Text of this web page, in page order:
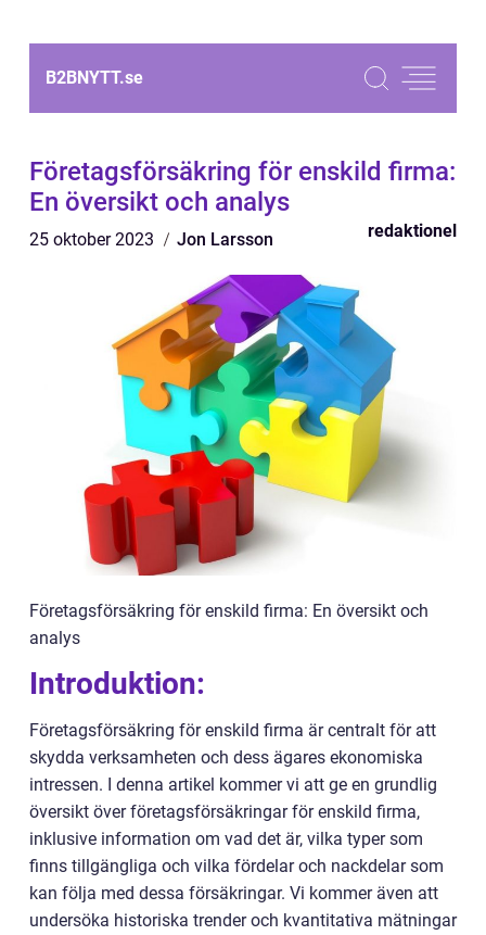
B2BNYTT.se
Företagsförsäkring för enskild firma:
En översikt och analys
25 oktober 2023 Jon Larsson redaktionel
Företagsförsäkring för enskild firma: En översikt och
analys
Introduktion:
Företagsförsäkring för enskild firma är centralt för att
skydda verksamheten och dess ägares ekonomiska
intressen. I denna artikel kommer vi att ge en grundlig
översikt över företagsförsäkringar för enskild firma,
inklusive information om vad det är, vilka typer som
finns tillgängliga och vilka fördelar och nackdelar som
kan följa med dessa försäkringar. Vi kommer även att
undersöka historiska trender och kvantitativa mätningar